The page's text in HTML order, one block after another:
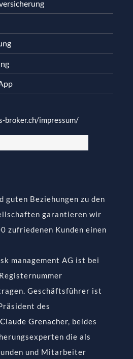
broker.ch/impressum/
guten Beziehungen zu den
garantieren wir
zufriedenen Kunden einen
management AG ist bei
Geschäftsführer ist
des
Claude Grenacher, beides
die als
und Mitarbeiter